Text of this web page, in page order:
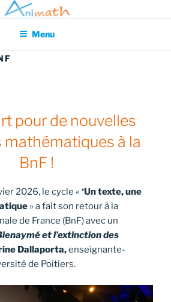
en Mathématiques
Menu
pour de nouvelles
mathématiques à la
BnF !
2026, le cycle « ‘Un texte, une
» a fait son retour à la
de France (BnF) avec un
et l’extinction des
Dallaporta,enseignante-
de Poitiers.